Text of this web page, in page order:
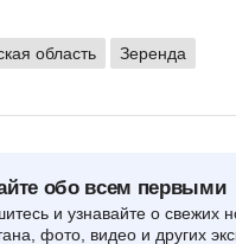
область Зеренда
обо всем первыми
и узнавайте о свежих
фото, видео и других